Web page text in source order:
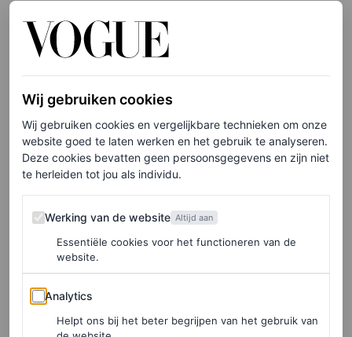
Contardi en Carpet Society
Wij gebruiken cookies
Wij gebruiken cookies en vergelijkbare technieken om onze
website goed te laten werken en het gebruik te analyseren.
Deze cookies bevatten geen persoonsgegevens en zijn niet
te herleiden tot jou als individu.
Werking van de website
Werking van de website Altijd aan
Essentiële cookies voor het functioneren van de
website.
Analytics
Analytics
Helpt ons bij het beter begrijpen van het gebruik van